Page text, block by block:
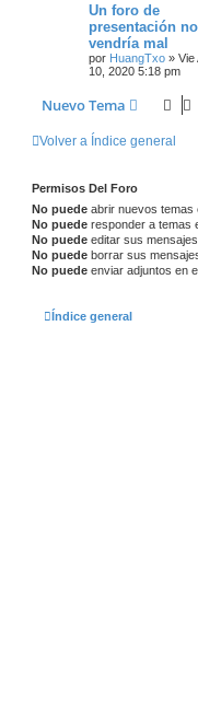
Un foro de
presentación no
vendría mal
por HuangTxo » Vie
10, 2020 5:18 pm
Nuevo Tema
Volver a Índice general
Permisos Del Foro
No puede abrir nuevos temas
No puede responder a temas
No puede editar sus
No puede borrar sus
No puede enviar adjuntos en
Índice general